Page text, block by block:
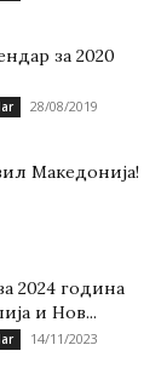
за 2020
28/08/2019
Македонија!
2024 година
и Нов...
14/11/2023